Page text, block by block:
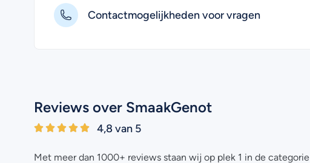
Contactmogelijkheden voor vragen
Reviews over SmaakGenot
4,8 van 5
Met meer dan 1000+ reviews staan wij op plek 1 in de categorie